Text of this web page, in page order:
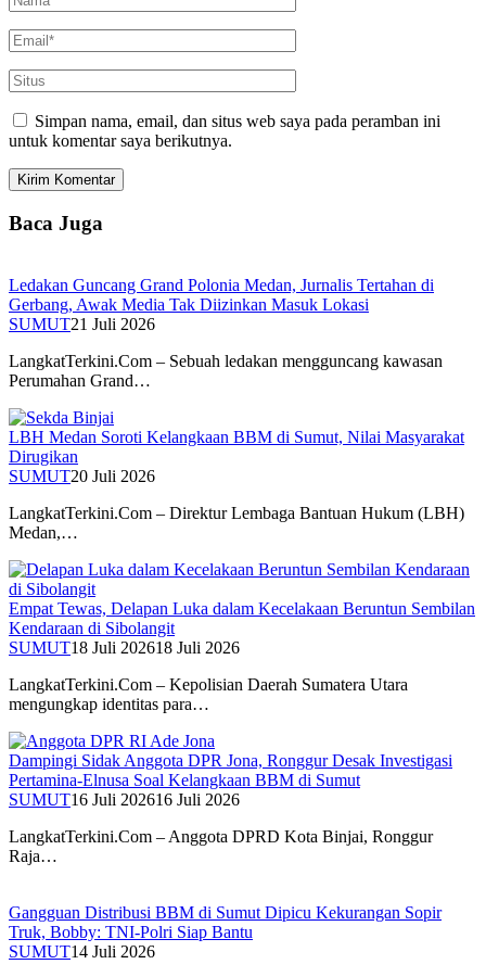
Simpan nama, email, dan situs web saya pada peramban ini
untuk komentar saya berikutnya.
Baca Juga
Ledakan Guncang Grand Polonia Medan, Jurnalis Tertahan di
Gerbang, Awak Media Tak Diizinkan Masuk Lokasi
SUMUT21 Juli 2026
LangkatTerkini.Com – Sebuah ledakan mengguncang kawasan
Perumahan Grand…
LBH Medan Soroti Kelangkaan BBM di Sumut, Nilai Masyarakat
Dirugikan
SUMUT20 Juli 2026
LangkatTerkini.Com – Direktur Lembaga Bantuan Hukum (LBH)
Medan,…
Empat Tewas, Delapan Luka dalam Kecelakaan Beruntun Sembilan
Kendaraan di Sibolangit
SUMUT18 Juli 202618 Juli 2026
LangkatTerkini.Com – Kepolisian Daerah Sumatera Utara
mengungkap identitas para…
Dampingi Sidak Anggota DPR Jona, Ronggur Desak Investigasi
Pertamina-Elnusa Soal Kelangkaan BBM di Sumut
SUMUT16 Juli 202616 Juli 2026
LangkatTerkini.Com – Anggota DPRD Kota Binjai, Ronggur
Raja…
Gangguan Distribusi BBM di Sumut Dipicu Kekurangan Sopir
Truk, Bobby: TNI-Polri Siap Bantu
SUMUT14 Juli 2026